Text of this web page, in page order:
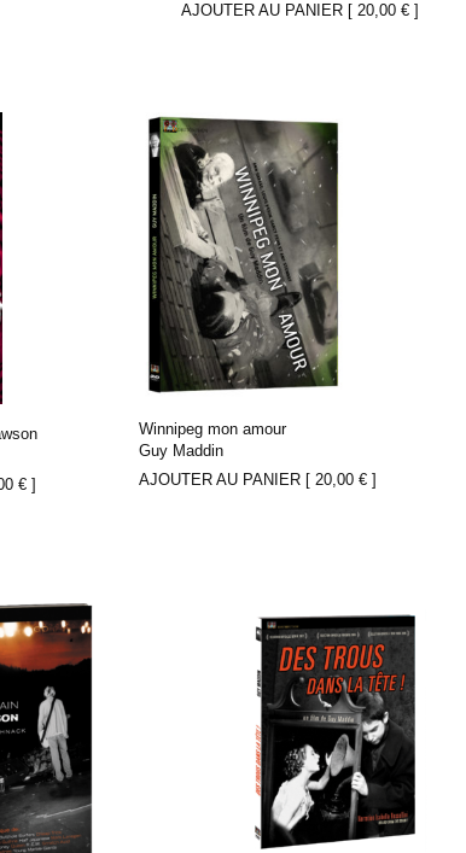
AJOUTER AU PANIER [20,00€ ]
€ ]
Winnipeg mon amour
Guy Maddin
AJOUTER AU PANIER [20,00€ ]